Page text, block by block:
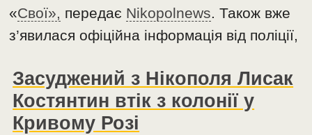
«Свої», передає Nikopolnews. Також вже
з’явилася офіційна інформація від поліції,
Засуджений з Нікополя Лисак
Костянтин втік з колонії у
Кривому Розі